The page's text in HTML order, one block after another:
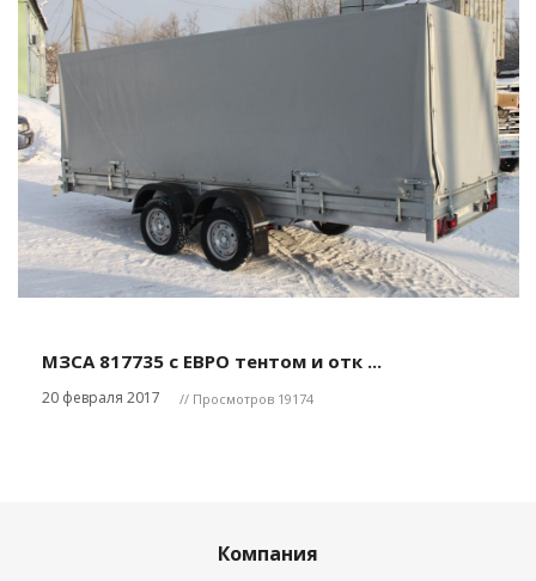
МЗСА 817735 с ЕВРО тентом и отк ...
20 февраля 2017 // Просмотров 19174
Компания